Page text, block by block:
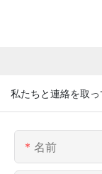
私たちと連絡を取
名前